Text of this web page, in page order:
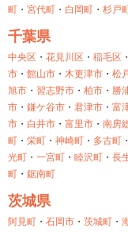
町 ・ 宮代町 ・ 白岡町 ・ 杉戸
千葉県
中央区 ・ 花見川区 ・ 稲毛区 ・
市 ・ 館山市 ・ 木更津市 ・ 松
旭市 ・ 習志野市 ・ 柏市 ・ 勝
市 ・ 鎌ケ谷市 ・ 君津市 ・ 富
市 ・ 白井市 ・ 富里市 ・ 南房
町 ・ 栄町 ・ 神崎町 ・ 多古町 ・
光町 ・ 一宮町 ・ 睦沢町 ・ 長
町 ・ 鋸南町
茨城県
阿見町 ・ 石岡市 ・ 茨城町 ・